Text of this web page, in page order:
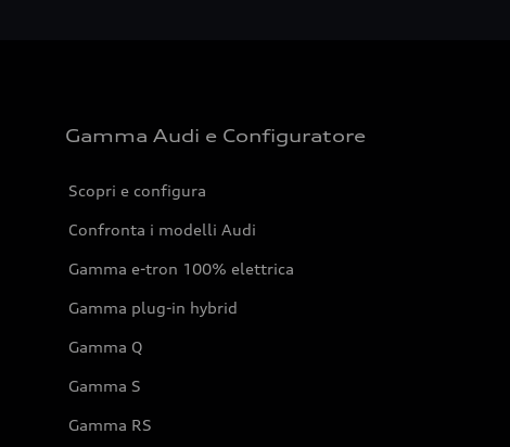
Gamma Audi e Configuratore
Scopri e configura
Confronta i modelli Audi
Gamma e-tron 100% elettrica
Gamma plug-in hybrid
Gamma Q
Gamma S
Gamma RS